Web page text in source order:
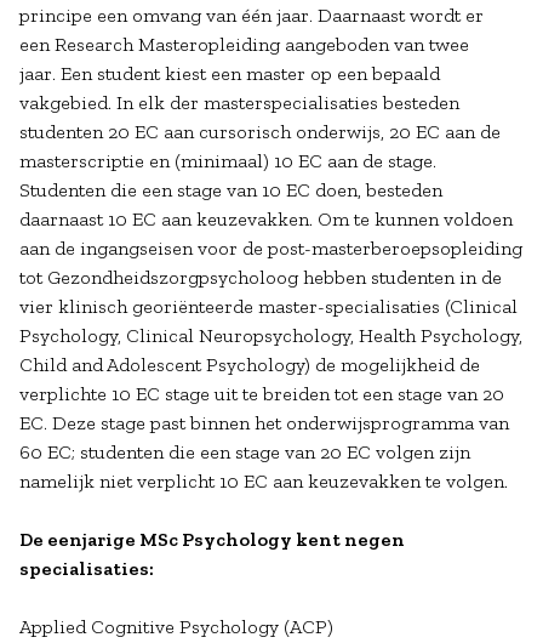
principe een omvang van één jaar. Daarnaast wordt er
een Research Masteropleiding aangeboden van twee
jaar. Een student kiest een master op een bepaald
vakgebied. In elk der masterspecialisaties besteden
studenten 20 EC aan cursorisch onderwijs, 20 EC aan de
masterscriptie en (minimaal) 10 EC aan de stage.
Studenten die een stage van 10 EC doen, besteden
daarnaast 10 EC aan keuzevakken. Om te kunnen voldoen
aan de ingangseisen voor de post-masterberoepsopleiding
tot Gezondheidszorgpsycholoog hebben studenten in de
vier klinisch georiënteerde master-specialisaties (Clinical
Psychology, Clinical Neuropsychology, Health Psychology,
Child and Adolescent Psychology) de mogelijkheid de
verplichte 10 EC stage uit te breiden tot een stage van 20
EC. Deze stage past binnen het onderwijsprogramma van
60 EC; studenten die een stage van 20 EC volgen zijn
namelijk niet verplicht 10 EC aan keuzevakken te volgen.
De eenjarige MSc Psychology kent negen
specialisaties:
Applied Cognitive Psychology (ACP)